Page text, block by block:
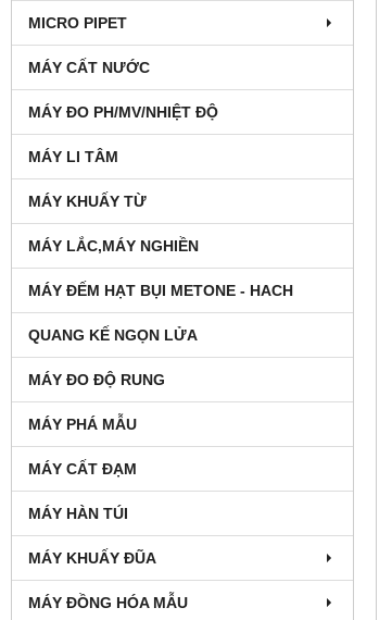
MICRO PIPET
MÁY CẤT NƯỚC
MÁY ĐO PH/MV/NHIỆT ĐỘ
MÁY LI TÂM
MÁY KHUẤY TỪ
MÁY LẮC,MÁY NGHIỀN
MÁY ĐẾM HẠT BỤI METONE - HACH
QUANG KẾ NGỌN LỬA
MÁY ĐO ĐỘ RUNG
MÁY PHÁ MẪU
MÁY CẤT ĐẠM
MÁY HÀN TÚI
MÁY KHUẤY ĐŨA
MÁY ĐỒNG HÓA MẪU